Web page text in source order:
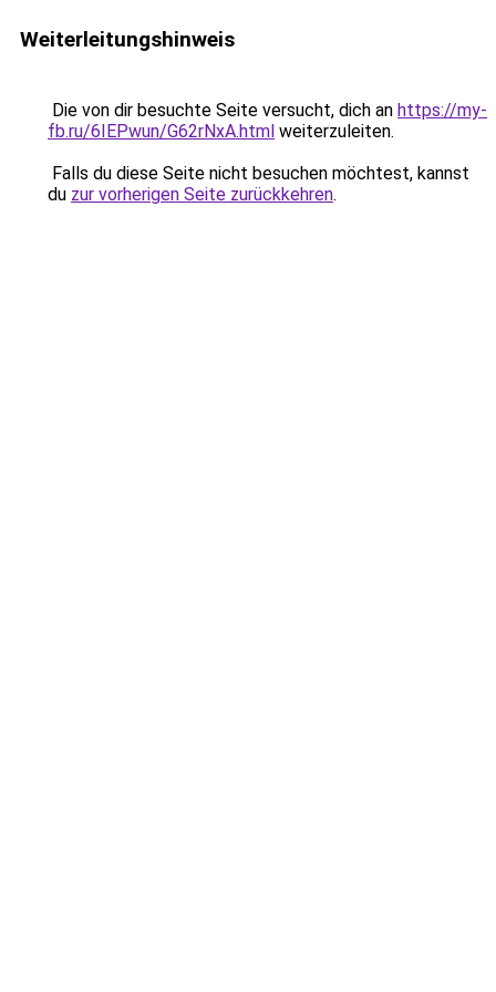
Weiterleitungshinweis
Die von dir besuchte Seite versucht, dich an https://my-
fb.ru/6IEPwun/G62rNxA.html weiterzuleiten.
Falls du diese Seite nicht besuchen möchtest, kannst
du zur vorherigen Seite zurückkehren.